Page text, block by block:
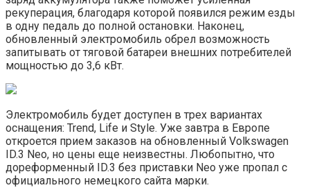
рекуперация, благодаря которой появился режим езды
в одну педаль до полной остановки. Наконец,
обновленный электромобиль обрел возможность
запитывать от тяговой батареи внешних потребителей
мощностью до 3,6 кВт.
Электромобиль будет доступен в трех вариантах
оснащения: Trend, Life и Style. Уже завтра в Европе
откроется прием заказов на обновленный Volkswagen
ID.3 Neo, но цены еще неизвестны. Любопытно, что
дореформенный ID.3 без приставки Neo уже пропал с
официального немецкого сайта марки.